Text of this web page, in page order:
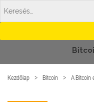
Bitcoin
Kezdőlap Bitcoin A Bitcoin